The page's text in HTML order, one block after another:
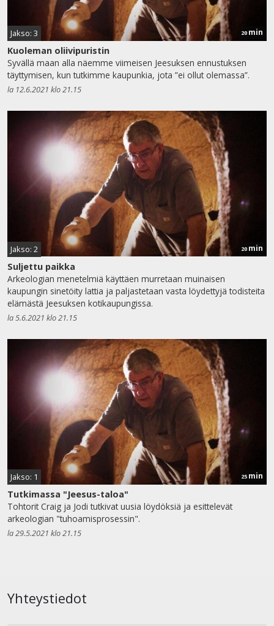
Jakso: 3 20 min
Kuoleman oliivipuristin
Syvällä maan alla näemme viimeisen Jeesuksen ennustuksen
täyttymisen, kun tutkimme kaupunkia, jota ”ei ollut olemassa”.
la 12.6.2021 klo 21.15
Jakso: 2 20 min
Suljettu paikka
Arkeologian menetelmiä käyttäen murretaan muinaisen
kaupungin sinetöity lattia ja paljastetaan vasta löydettyjä todisteita
elämästä Jeesuksen kotikaupungissa.
la 5.6.2021 klo 21.15
Jakso: 1 25 min
Tutkimassa "Jeesus-taloa"
Tohtorit Craig ja Jodi tutkivat uusia löydöksiä ja esittelevät
arkeologian "tuhoamisprosessin".
la 29.5.2021 klo 21.15
Yhteystiedot